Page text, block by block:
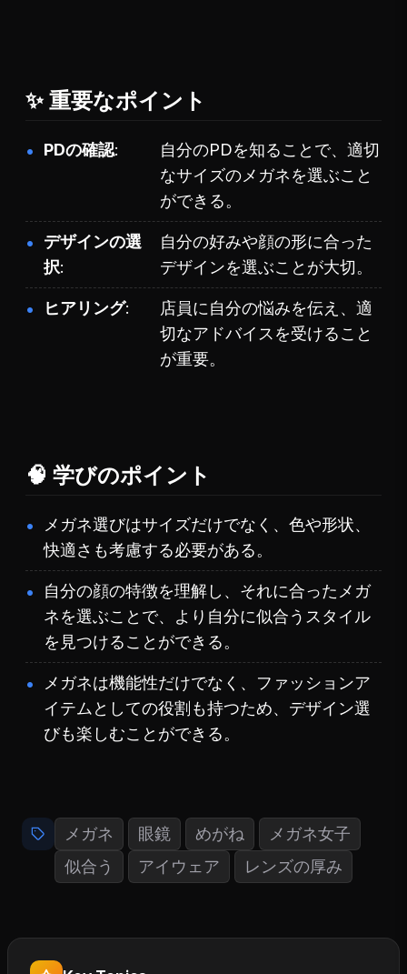
✨ 重要なポイント
PDの確認
自分のPDを知ることで、適切
なサイズのメガネを選ぶこと
ができる。
デザインの選
択
自分の好みや顔の形に合った
デザインを選ぶことが大切。
ヒアリング
店員に自分の悩みを伝え、適
切なアドバイスを受けること
が重要。
🧠 学びのポイント
メガネ選びはサイズだけでなく、色や形状、
快適さも考慮する必要がある。
自分の顔の特徴を理解し、それに合ったメガ
ネを選ぶことで、より自分に似合うスタイル
を見つけることができる。
メガネは機能性だけでなく、ファッションア
イテムとしての役割も持つため、デザイン選
びも楽しむことができる。
メガネ 眼鏡 めがね
メガネ女子
似合う
アイウェア レンズの厚み